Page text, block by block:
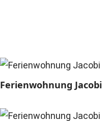
Ferienwohnung Jacobi